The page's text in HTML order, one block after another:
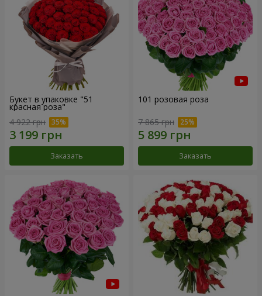
Букет в упаковке "51
красная роза"
4 922 грн
Заказать
101 розовая роза
7 865 грн
Заказать